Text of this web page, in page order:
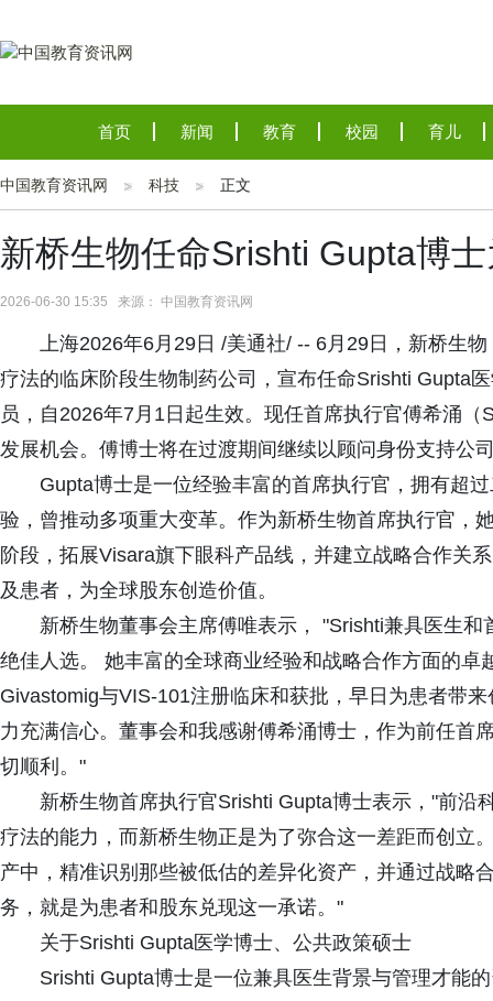
首页 新闻 教育 校园 育儿
中国教育资讯网 科技 正文
新桥生物任命Srishti Gupta博
2026-06-30 15:35 来源： 中国教育资讯网
上海2026年6月29日 /美通社/ -- 6月29日，新桥生
疗法的临床阶段生物制药公司，宣布任命Srishti Gupta
员，自2026年7月1日起生效。现任首席执行官傅希涌
发展机会。傅博士将在过渡期间继续以顾问身份支持公
Gupta博士是一位经验丰富的首席执行官，拥有超
验，曾推动多项重大变革。作为新桥生物首席执行官，
阶段，拓展Visara旗下眼科产品线，并建立战略合作关
及患者，为全球股东创造价值。
新桥生物董事会主席傅唯表示， "Srishti兼具医生
绝佳人选。 她丰富的全球商业经验和战略合作方面的
Givastomig与VIS-101注册临床和获批，早日为患者带
力充满信心。董事会和我感谢傅希涌博士，作为前任首
切顺利。"
新桥生物首席执行官Srishti Gupta博士表示，"前沿
疗法的能力，而新桥生物正是为了弥合这一差距而创立
产中，精准识别那些被低估的差异化资产，并通过战略
务，就是为患者和股东兑现这一承诺。"
关于Srishti Gupta医学博士、公共政策硕士
Srishti Gupta博士是一位兼具医生背景与管理才能